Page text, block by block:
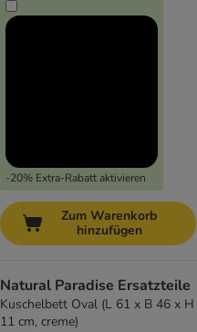
-20% Extra-Rabatt aktivieren
Zum Warenkorb
hinzufügen
Natural Paradise Ersatzteile
Kuschelbett Oval (L 61 x B 46 x H
11 cm, creme)